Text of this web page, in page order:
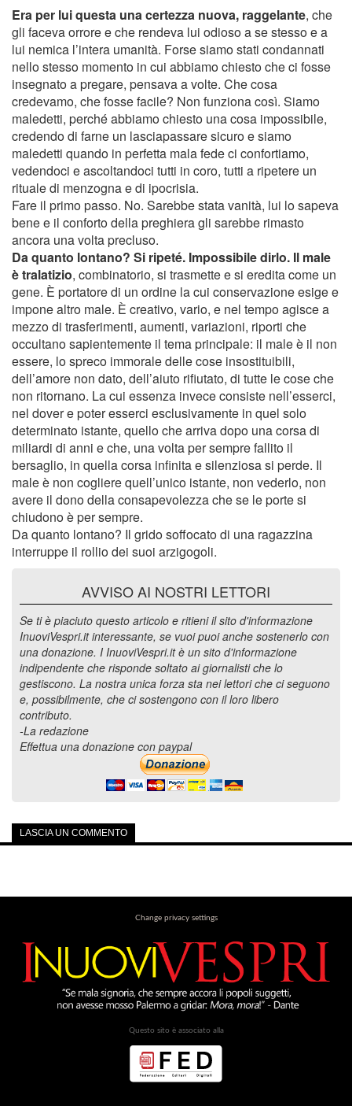
Era per lui questa una certezza nuova, raggelante, che
gli faceva orrore e che rendeva lui odioso a se stesso e a
lui nemica l’intera umanità. Forse siamo stati condannati
nello stesso momento in cui abbiamo chiesto che ci fosse
insegnato a pregare, pensava a volte. Che cosa
credevamo, che fosse facile? Non funziona così. Siamo
maledetti, perché abbiamo chiesto una cosa impossibile,
credendo di farne un lasciapassare sicuro e siamo
maledetti quando in perfetta mala fede ci confortiamo,
vedendoci e ascoltandoci tutti in coro, tutti a ripetere un
rituale di menzogna e di ipocrisia.
Fare il primo passo. No. Sarebbe stata vanità, lui lo sapeva
bene e il conforto della preghiera gli sarebbe rimasto
ancora una volta precluso.
Da quanto lontano? Si ripeté. Impossibile dirlo. Il male
è tralatizio, combinatorio, si trasmette e si eredita come un
gene. È portatore di un ordine la cui conservazione esige e
impone altro male. È creativo, vario, e nel tempo agisce a
mezzo di trasferimenti, aumenti, variazioni, riporti che
occultano sapientemente il tema principale: il male è il non
essere, lo spreco immorale delle cose insostituibili,
dell’amore non dato, dell’aiuto rifiutato, di tutte le cose che
non ritornano. La cui essenza invece consiste nell’esserci,
nel dover e poter esserci esclusivamente in quel solo
determinato istante, quello che arriva dopo una corsa di
miliardi di anni e che, una volta per sempre fallito il
bersaglio, in quella corsa infinita e silenziosa si perde. Il
male è non cogliere quell’unico istante, non vederlo, non
avere il dono della consapevolezza che se le porte si
chiudono è per sempre.
Da quanto lontano? Il grido soffocato di una ragazzina
interruppe il rollio dei suoi arzigogoli.
AVVISO AI NOSTRI LETTORI
Se ti è piaciuto questo articolo e ritieni il sito d'informazione
InuoviVespri.it interessante, se vuoi puoi anche sostenerlo con
una donazione. I InuoviVespri.it è un sito d'informazione
indipendente che risponde soltato ai giornalisti che lo
gestiscono. La nostra unica forza sta nei lettori che ci seguono
e, possibilmente, che ci sostengono con il loro libero
contributo.
-La redazione
Effettua una donazione con paypal
LASCIA UN COMMENTO
Change privacy settings
Questo sito è associato alla